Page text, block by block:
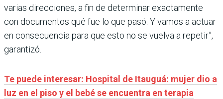
varias direcciones, a fin de determinar exactamente
con documentos qué fue lo que pasó. Y vamos a actuar
en consecuencia para que esto no se vuelva a repetir”,
garantizó.
Te puede interesar: Hospital de Itauguá: mujer dio a
luz en el piso y el bebé se encuentra en terapia